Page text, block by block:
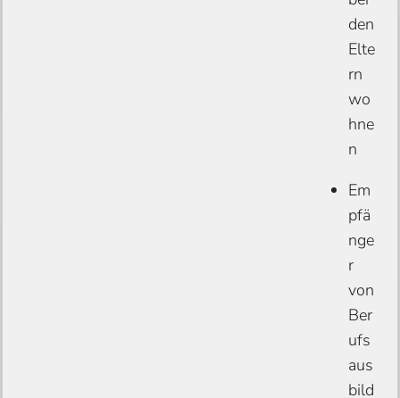
den
Elte
rn
wo
hne
n
Em
pfä
nge
r
von
Ber
ufs
aus
bild